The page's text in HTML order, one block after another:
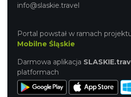
info@slaskie.travel
Portal powstał w ramach
Mobilne Śląskie
Darmowa aplikacja
platformach